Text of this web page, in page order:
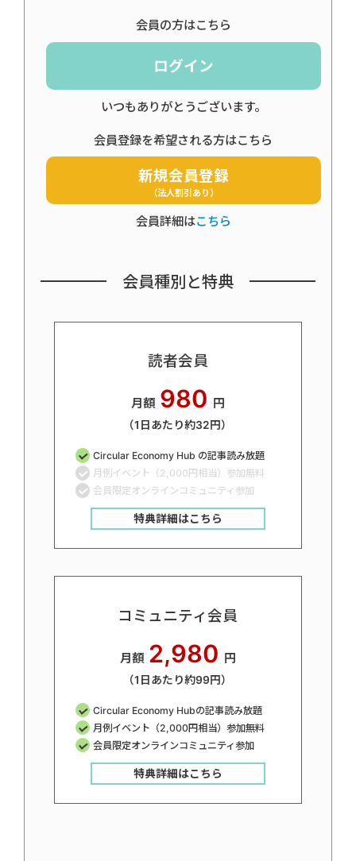
会員の方はこちら
ログイン
いつもありがとうございます。
会員登録を希望される方はこちら
新規会員登録
（法人割引あり）
会員詳細はこちら
会員種別と特典
読者会員
月額 980 円
（1日あたり約32円）
Circular Economy Hub の記事読み放題
月例イベント（2,000円相当）参加無料
会員限定オンラインコミュニティ参加
特典詳細はこちら
コミュニティ会員
月額 2,980 円
（1日あたり約99円）
Circular Economy Hubの記事読み放題
月例イベント（2,000円相当）参加無料
会員限定オンラインコミュニティ参加
特典詳細はこちら